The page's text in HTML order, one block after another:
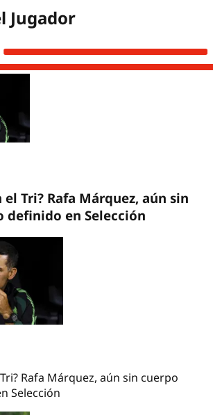
Jugador
el Tri? Rafa Márquez, aún sin
definido en Selección
Rafa Márquez, aún sin cuerpo
Selección